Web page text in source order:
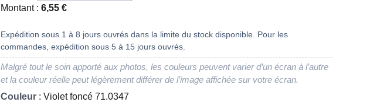
Montant : 6,55 €
Expédition sous 1 à 8 jours ouvrés dans la limite du stock disponible. Pour les
commandes, expédition sous 5 à 15 jours ouvrés.
Malgré tout le soin apporté aux photos, les couleurs peuvent varier d’un écran à l’autre
et la couleur réelle peut légèrement différer de l’image affichée sur votre écran.
Couleur : Violet foncé 71.0347